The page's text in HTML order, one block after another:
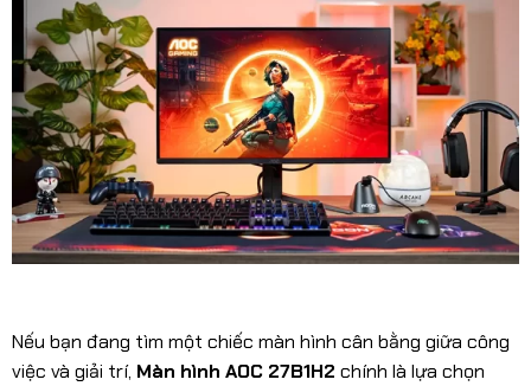
Nếu bạn đang tìm một chiếc màn hình cân bằng giữa công
việc và giải trí, Màn hình AOC 27B1H2 chính là lựa chọn